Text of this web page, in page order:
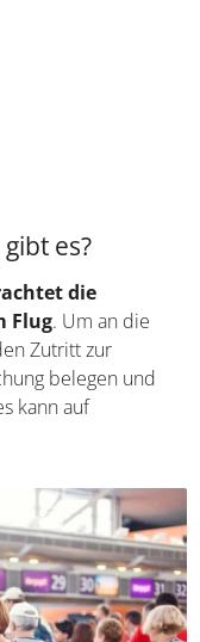
es?
die
Flug. Um an die
Zutritt zur
belegen und
kann auf